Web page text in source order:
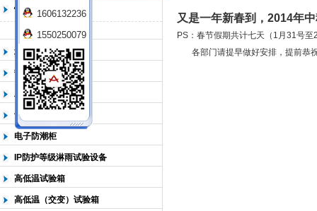
北京中科环试仪器有限公司
恒温培养箱系列
电热恒温培养箱
北京淋雨试验箱
热空气老化试验箱
二氧化硫气体试验箱
紫外光老化试验箱
电子防潮柜
IP防护等级淋雨试验设备
高低温试验箱
高低温（交变）试验箱
又是一年新春到，2014年
PS：春节假期共计七天（1月31号
各部门请提早做好安排，提前恭
1606132236
1550250079